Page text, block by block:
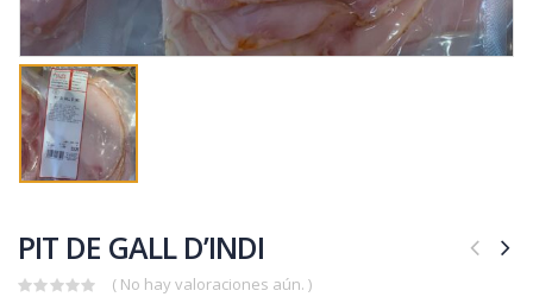
PIT DE GALL D’INDI
( No hay valoraciones aún. )